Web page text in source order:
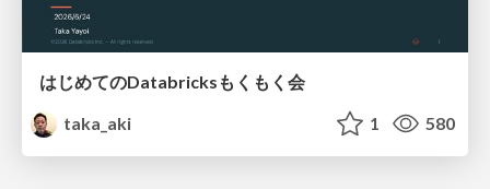
はじめてのDatabricksもくもく会
taka_aki
1 580